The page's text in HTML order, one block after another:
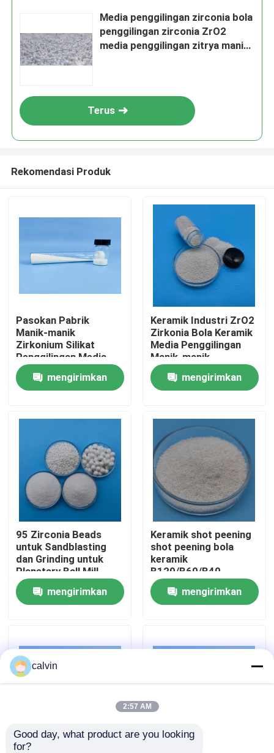
Tentang kita
Wisata pabrik
Kontrol kualitas
Hubungi kami
Media Peledakan Keramik
Peledakan Manik Keramik
Abrasif Peledakan Keramik
Media penggilingan zirconia bola
penggilingan zirconia ZrO2
media penggilingan zitrya manik-
Terus
Rekomendasi Produk
Pasokan Pabrik
Manik-manik
Zirkonium Silikat
Penggilingan Media
Bola Keramik Zirkonia
mengirimkan
Keramik Industri ZrO2
Zirkonia Bola Keramik
Media Penggilingan
Manik-manik
Zirkonium Silikat
mengirimkan
95 Zirconia Beads
untuk Sandblasting
dan Grinding untuk
Planetary Ball Mill
mengirimkan
Keramik shot peening
shot peening bola
keramik
B120/B60/B40
mengirimkan
ceramic shot
calvin
2:57 AM
Good day, what product are you looking
for?